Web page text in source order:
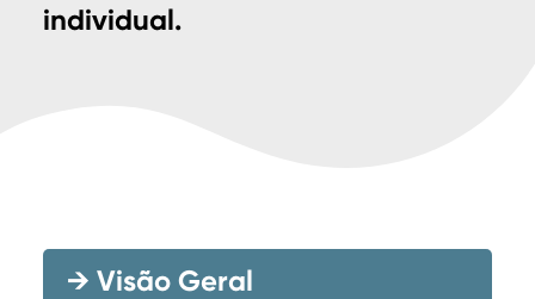
individual.
→ Visão Geral